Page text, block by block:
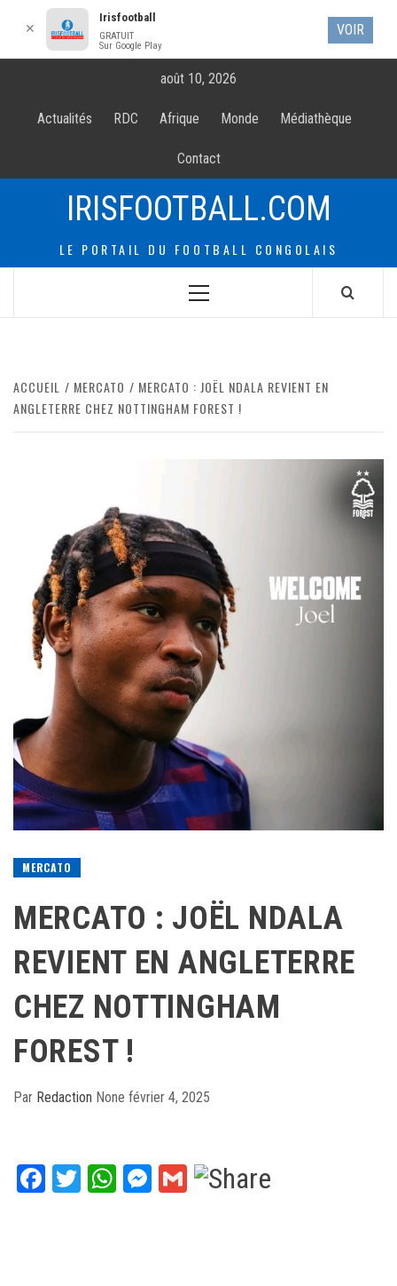
contenur
août 10, 2026
Actualités RDC Afrique Monde Médiathèque
Contact
IRISFOOTBALL.COM
LE PORTAIL DU FOOTBALL CONGOLAIS
Menu
ACCUEIL MERCATO
MERCATO : JOËL NDALA REVIENT EN
ANGLETERRE CHEZ NOTTINGHAM FOREST !
MERCATO
MERCATO : JOËL NDALA
REVIENT EN ANGLETERRE
CHEZ NOTTINGHAM
FOREST !
Par Redaction None février 4, 2025
Facebook
TwitterWhatsApp
Messenger
Gmail
✕
Irisfootball
GRATUIT
Sur Google Play
VOIR